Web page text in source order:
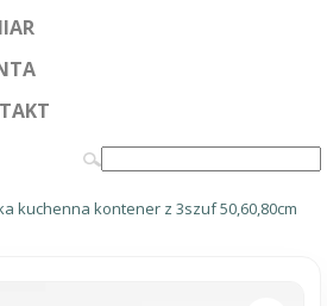
kuchenna kontener z 3szuf 50,60,80cm